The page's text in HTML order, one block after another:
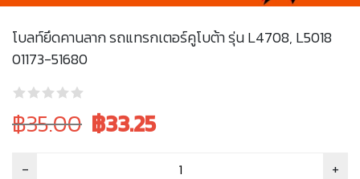
โบลท์ยึดคานลาก รถแทรกเตอร์คูโบต้า รุ่น L4708, L5018
01173-51680
Original
price
was:
฿35.00 Current
฿33.25